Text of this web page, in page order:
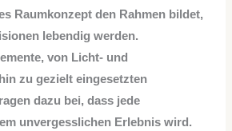
Raumkonzept den Rahmen bildet,
lebendig werden.
von Licht- und
zu gezielt eingesetzten
dazu bei, dass jede
unvergesslichen Erlebnis wird.